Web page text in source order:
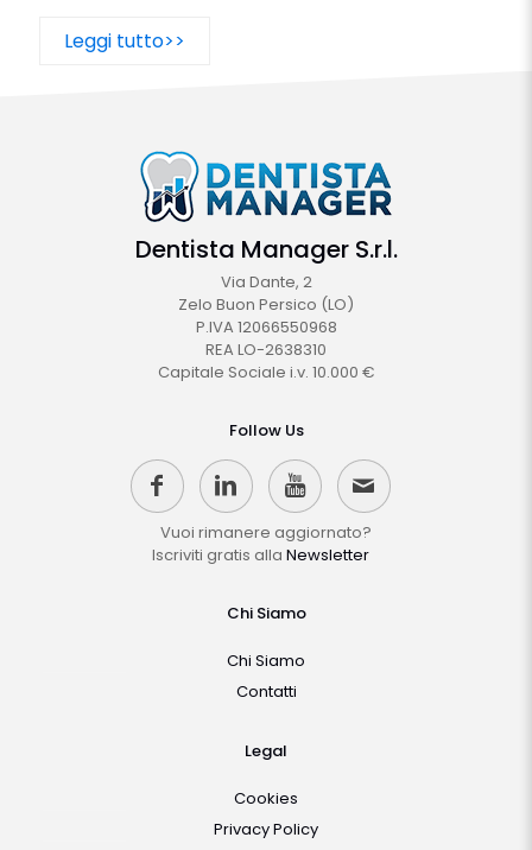
Leggi tutto>>
Dentista Manager S.r.l.
Via Dante, 2
Zelo Buon Persico (LO)
P.IVA 12066550968
REA LO-2638310
Capitale Sociale i.v. 10.000 €
Follow Us
Vuoi rimanere aggiornato?
Iscriviti gratis alla Newsletter
Chi Siamo
Chi Siamo
Contatti
Legal
Cookies
Privacy Policy